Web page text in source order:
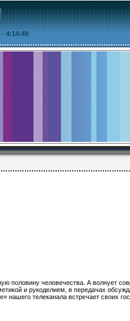
- 4:14:50
половину человечества. А волнует
и рукоделием, в передачах
нашего телеканала встречает своих